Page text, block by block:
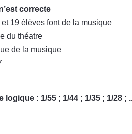
correcte
19 élèves font de la musique
du théatre
de la musique
logique : 1/55 ; 1/44 ; 1/35 ; 1/28 ;